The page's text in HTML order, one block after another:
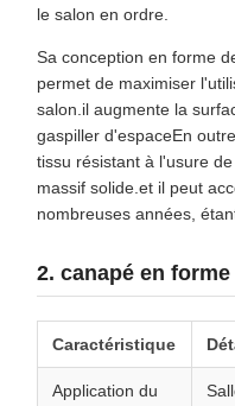
le salon en ordre.
Sa conception en forme
permet de maximiser
salon.il augmente la
gaspiller d'espaceEn
tissu résistant à l'usure
massif solide.et il peut
nombreuses années,
2. canapé en
Caractéristique
Application du